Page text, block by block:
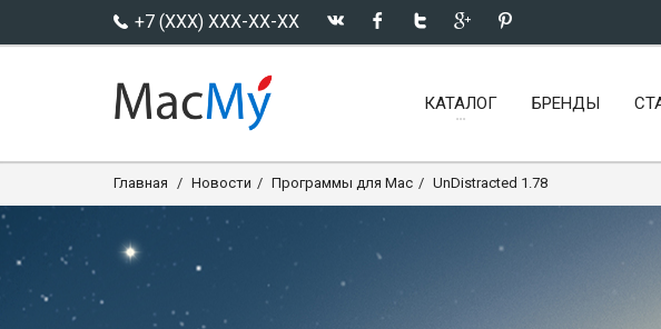
+7 (XXX) XXX-XX-XX
КАТАЛОГ БРЕНДЫ
Главная Новости Программы для Mac UnDistracted 1.78